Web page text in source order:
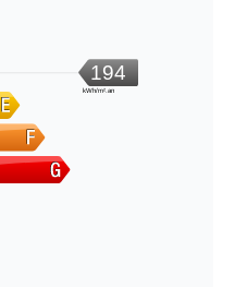
194
kWh/m².an